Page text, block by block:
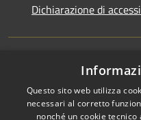
Dichiarazione di
Accessibilità
Privacy
Questo sito web utilizza
necessari al corretto
nonché un cookie